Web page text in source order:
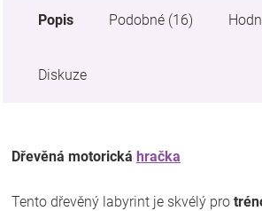
Popis Podobné (16)
Diskuze
Dřevěná motorická hračka
Tento dřevěný labyrint je skvélý pro